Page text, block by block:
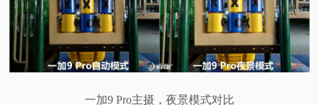
一加9 Pro主摄，夜景模式对比